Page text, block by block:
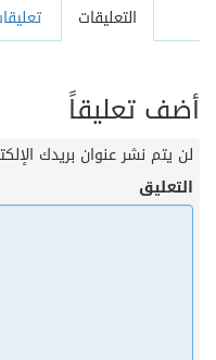
التعليقات
أضف تعليقاً
لن يتم نشر عنوان بريدك
التعليق